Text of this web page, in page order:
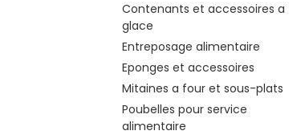
Contenants et accessoires a
glace
Entreposage alimentaire
Eponges et accessoires
Mitaines a four et sous-plats
Poubelles pour service
alimentaire